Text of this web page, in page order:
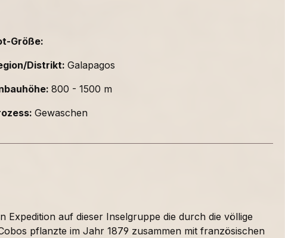
Größe:
Distrikt: Galapagos
800 - 1500 m
Gewaschen
Expedition auf dieser Inselgruppe die durch die völlige
pflanzte im Jahr 1879 zusammen mit französischen